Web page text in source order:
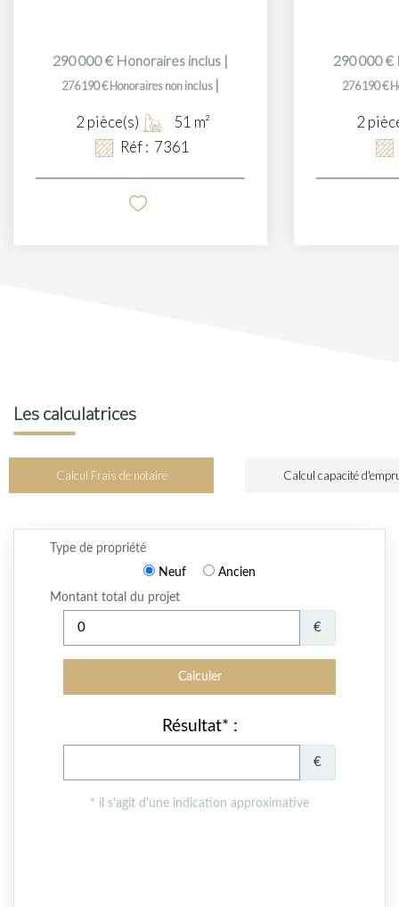
290 000 € Honoraires inclus |
276 190 €Honoraires non inclus |
2 pièce(s) 51 m²
Réf : 7361
290 000 €
276 190 €
2
Les calculatrices
Calcul Frais de notaire Calcul capacité